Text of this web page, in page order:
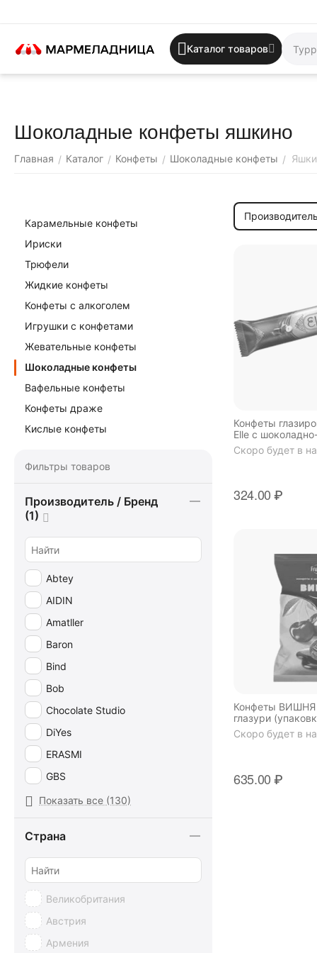
Каталог товаров
Шоколадные конфеты яшкино
Главная / Каталог / Конфеты / Шоколадные конфеты /
Конфеты
Elle с
начинкой 1,5 кг
Скоро будет в
324.00₽
Конфеты ВИШНЯ
глазури
Скоро будет в
635.00₽
Карамельные конфеты
Ириски
Трюфели
Жидкие конфеты
Конфеты с алкоголем
Игрушки с конфетами
Жевательные конфеты
Шоколадные конфеты
Вафельные конфеты
Конфеты драже
Кислые конфеты
Фильтры товаров
Производитель / Бренд
(1)
Abtey
AIDIN
Amatller
Baron
Bind
Bob
Chocolate Studio
DiYes
ERASMI
GBS
Geldhof
HEILEMANN Confiserie
Lexus
Lux Candy
Millano
Показать все (130)
Страна
Великобритания
Австрия
Армения